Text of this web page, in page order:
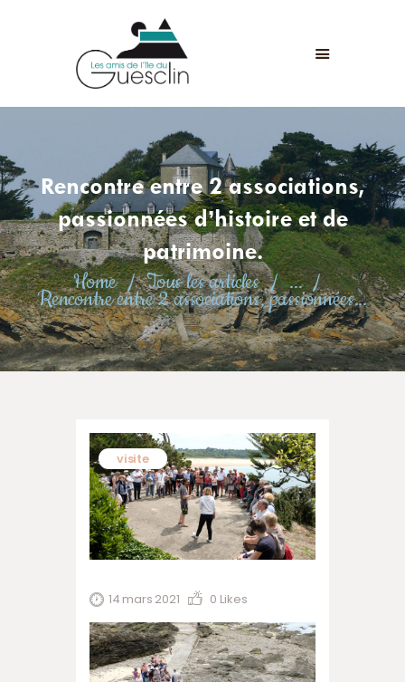
Rencontre entre 2 associations,
passionnées d’histoire et de
patrimoine.
Home
Tous les articles ...
Rencontre entre 2 associations, passionnées...
LES AMIS DE L'ÎLE DU GUESCLIN
LE FORT ET L’ÎLE
ASSOCIATION
ADHÉSION
ANIMATIONS
ACTUALITÉS
CONTACT
visite
14 mars 2021 0 Likes